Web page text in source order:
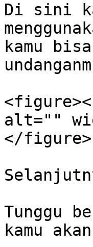
Di sini
kamu
alt=""
</figure>
Tunggu